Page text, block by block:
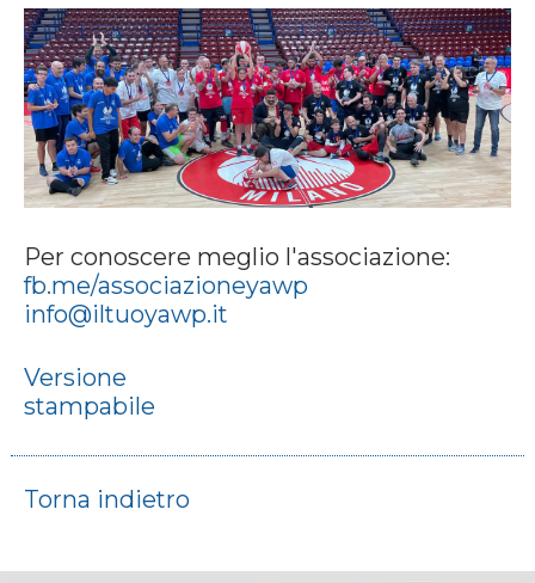
Per conoscere meglio l'associazione:
fb.me/associazioneyawp
info@iltuoyawp.it
Versione
stampabile
Torna indietro